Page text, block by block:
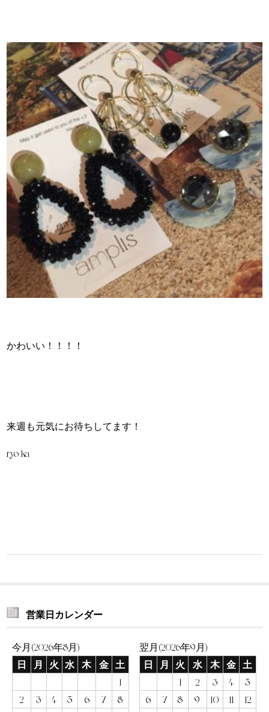
かわいい！！！！
来週も元気にお待ちしてます！
ryo-ka
営業日カレンダー
今月(2026年8月)
日
月 火 水 木 金
土
1
2
3 4 5 6 7
8
翌月(2026年9月)
日
月 火 水 木 金
土
1
2 3 4
5
6
7 8 9 10 11
12